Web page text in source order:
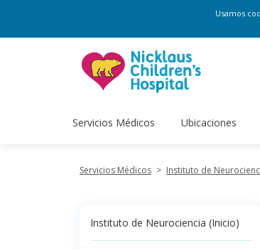
Usamos
Servicios Médicos Ubicaciones
Servicios Médicos > Instituto de
Instituto de Neurociencia (Inicio)